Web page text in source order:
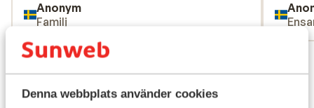
Denna webbplats använder cookies
Anonym
Familj
Visa alla 29 omdömen